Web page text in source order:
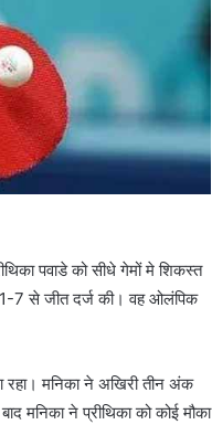
पवाडे को सीधे गेमों मे शिकस्त
7 से जीत दर्ज की। वह ओलंपिक
रहा। मनिका ने अखिरी तीन अंक
मनिका ने प्रीथिका को कोई मौका